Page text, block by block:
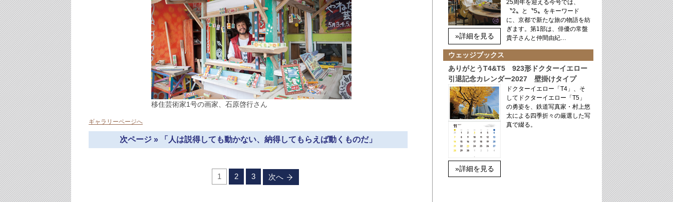
移住芸術家1号の画家、石原啓行さん
ギャラリーページへ
次ページ » 「人は説得しても動かない、納得してもらえば動くものだ」
1 2 3 次へ
»詳細を見る
25周年を迎える今号では、
〝2〟と〝5〟をキーワード
に、京都で新たな旅の物語を紡
ぎます。第1部は、俳優の常盤
貴子さんと仲間由紀…
ウェッジブックス
ありがとうT4&T5 923形ドクターイエロー
引退記念カレンダー2027 壁掛けタイプ
»詳細を見る
ドクターイエロー「T4」、そ
してドクターイエロー「T5」
の勇姿を、鉄道写真家・村上悠
太による四季折々の厳選した写
真で綴る。